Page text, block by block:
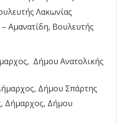
Λακωνίας
Αμανατίδη, Βουλευτής
Δήμου Ανατολικής
Δήμου Σπάρτης
Δήμαρχος, Δήμου